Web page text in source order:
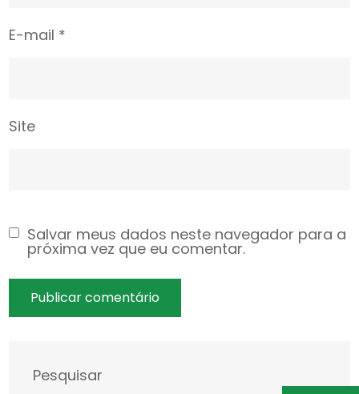
E-mail *
Site
Salvar meus dados neste navegador para a
próxima vez que eu comentar.
Pesquisar